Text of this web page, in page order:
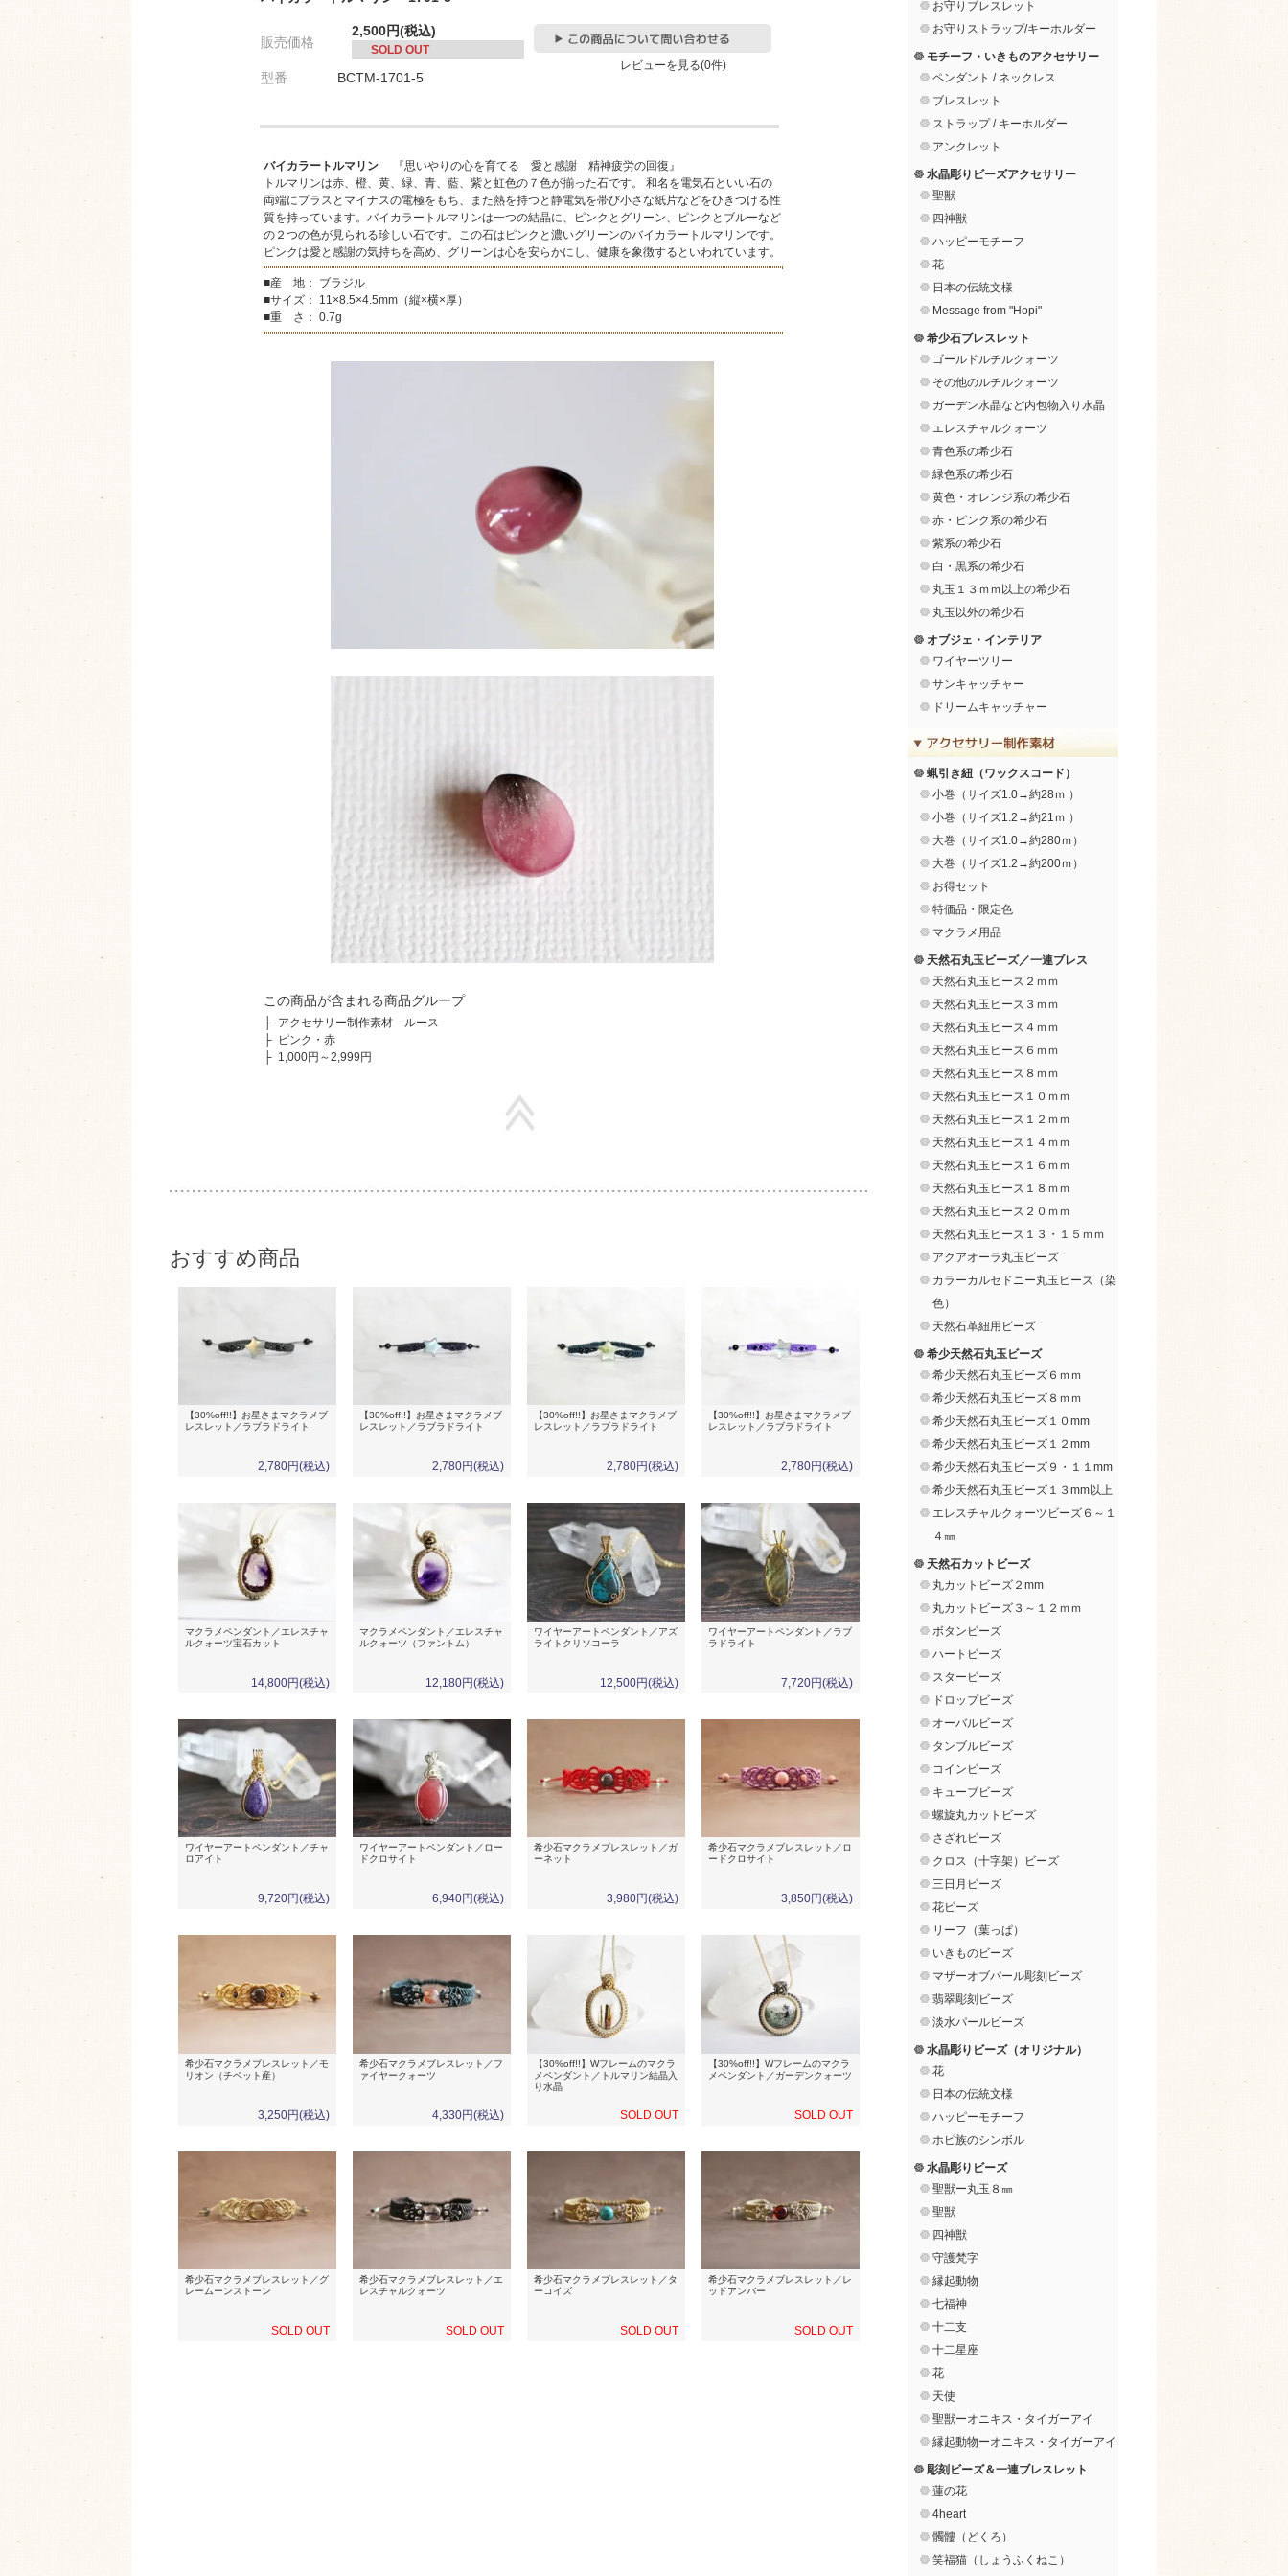
販売価格
2,500円(税込)
SOLD OUT
型番 BCTM-1701-5
レビューを見る(0件)
バイカラートルマリン『思いやりの心を育てる 愛と感謝 精神疲労の回復』
トルマリンは赤、橙、黄、緑、青、藍、紫と虹色の７色が揃った石です。 和名を電気石といい石の
両端にプラスとマイナスの電極をもち、また熱を持つと静電気を帯び小さな紙片などをひきつける性
質を持っています。バイカラートルマリンは一つの結晶に、ピンクとグリーン、ピンクとブルーなど
の２つの色が見られる珍しい石です。この石はピンクと濃いグリーンのバイカラートルマリンです。
ピンクは愛と感謝の気持ちを高め、グリーンは心を安らかにし、健康を象徴するといわれています。
■産 地： ブラジル
■サイズ： 11×8.5×4.5mm（縦×横×厚）
■重 さ： 0.7g
この商品が含まれる商品グループ
├ アクセサリー制作素材 ルース
├ ピンク・赤
├ 1,000円～2,999円
おすすめ商品
【30%off!!】お星さまマクラメブ
レスレット／ラブラドライト
2,780円(税込)
【30%off!!】お星さまマクラメブ
レスレット／ラブラドライト
2,780円(税込)
【30%off!!】お星さまマクラメブ
レスレット／ラブラドライト
2,780円(税込)
【30%off!!】お星さまマクラメブ
レスレット／ラブラドライト
2,780円(税込)
マクラメペンダント／エレスチャ
ルクォーツ宝石カット
14,800円(税込)
マクラメペンダント／エレスチャ
ルクォーツ（ファントム）
12,180円(税込)
ワイヤーアートペンダント／アズ
ライトクリソコーラ
12,500円(税込)
ワイヤーアートペンダント／ラブ
ラドライト
7,720円(税込)
ワイヤーアートペンダント／チャ
ロアイト
9,720円(税込)
ワイヤーアートペンダント／ロー
ドクロサイト
6,940円(税込)
希少石マクラメブレスレット／ガ
ーネット
3,980円(税込)
希少石マクラメブレスレット／ロ
ードクロサイト
3,850円(税込)
希少石マクラメブレスレット／モ
リオン（チベット産）
3,250円(税込)
希少石マクラメブレスレット／フ
ァイヤークォーツ
4,330円(税込)
【30%off!!】Wフレームのマクラ
メペンダント／トルマリン結晶入
り水晶
SOLD OUT
【30%off!!】Wフレームのマクラ
メペンダント／ガーデンクォーツ
SOLD OUT
希少石マクラメブレスレット／グ
レームーンストーン
SOLD OUT
希少石マクラメブレスレット／エ
レスチャルクォーツ
SOLD OUT
希少石マクラメブレスレット／タ
ーコイズ
SOLD OUT
希少石マクラメブレスレット／レ
ッドアンバー
SOLD OUT
お守りブレスレット
お守りストラップ/キーホルダー
モチーフ・いきものアクセサリー
ペンダント / ネックレス
ブレスレット
ストラップ / キーホルダー
アンクレット
水晶彫りビーズアクセサリー
聖獣
四神獣
ハッピーモチーフ
花
日本の伝統文様
Message from "Hopi"
希少石ブレスレット
ゴールドルチルクォーツ
その他のルチルクォーツ
ガーデン水晶など内包物入り水晶
エレスチャルクォーツ
青色系の希少石
緑色系の希少石
黄色・オレンジ系の希少石
赤・ピンク系の希少石
紫系の希少石
白・黒系の希少石
丸玉１３ｍｍ以上の希少石
丸玉以外の希少石
オブジェ・インテリア
ワイヤーツリー
サンキャッチャー
ドリームキャッチャー
蝋引き紐（ワックスコード）
小巻（サイズ1.0→約28ｍ ）
小巻（サイズ1.2→約21ｍ ）
大巻（サイズ1.0→約280ｍ）
大巻（サイズ1.2→約200ｍ）
お得セット
特価品・限定色
マクラメ用品
天然石丸玉ビーズ／一連ブレス
天然石丸玉ビーズ２ｍｍ
天然石丸玉ビーズ３ｍｍ
天然石丸玉ビーズ４ｍｍ
天然石丸玉ビーズ６ｍｍ
天然石丸玉ビーズ８ｍｍ
天然石丸玉ビーズ１０ｍｍ
天然石丸玉ビーズ１２ｍｍ
天然石丸玉ビーズ１４ｍｍ
天然石丸玉ビーズ１６ｍｍ
天然石丸玉ビーズ１８ｍｍ
天然石丸玉ビーズ２０ｍｍ
天然石丸玉ビーズ１３・１５ｍｍ
アクアオーラ丸玉ビーズ
カラーカルセドニー丸玉ビーズ（染
色）
天然石革紐用ビーズ
希少天然石丸玉ビーズ
希少天然石丸玉ビーズ６ｍｍ
希少天然石丸玉ビーズ８ｍｍ
希少天然石丸玉ビーズ１０mm
希少天然石丸玉ビーズ１２mm
希少天然石丸玉ビーズ９・１１mm
希少天然石丸玉ビーズ１３mm以上
エレスチャルクォーツビーズ６～１
４㎜
天然石カットビーズ
丸カットビーズ２mm
丸カットビーズ３～１２ｍｍ
ボタンビーズ
ハートビーズ
スタービーズ
ドロップビーズ
オーバルビーズ
タンブルビーズ
コインビーズ
キューブビーズ
螺旋丸カットビーズ
さざれビーズ
クロス（十字架）ビーズ
三日月ビーズ
花ビーズ
リーフ（葉っぱ）
いきものビーズ
マザーオブパール彫刻ビーズ
翡翠彫刻ビーズ
淡水パールビーズ
水晶彫りビーズ（オリジナル）
花
日本の伝統文様
ハッピーモチーフ
ホピ族のシンボル
水晶彫りビーズ
聖獣ー丸玉８㎜
聖獣
四神獣
守護梵字
縁起動物
七福神
十二支
十二星座
花
天使
聖獣ーオニキス・タイガーアイ
縁起動物ーオニキス・タイガーアイ
彫刻ビーズ＆一連ブレスレット
蓮の花
4heart
髑髏（どくろ）
笑福猫（しょうふくねこ）